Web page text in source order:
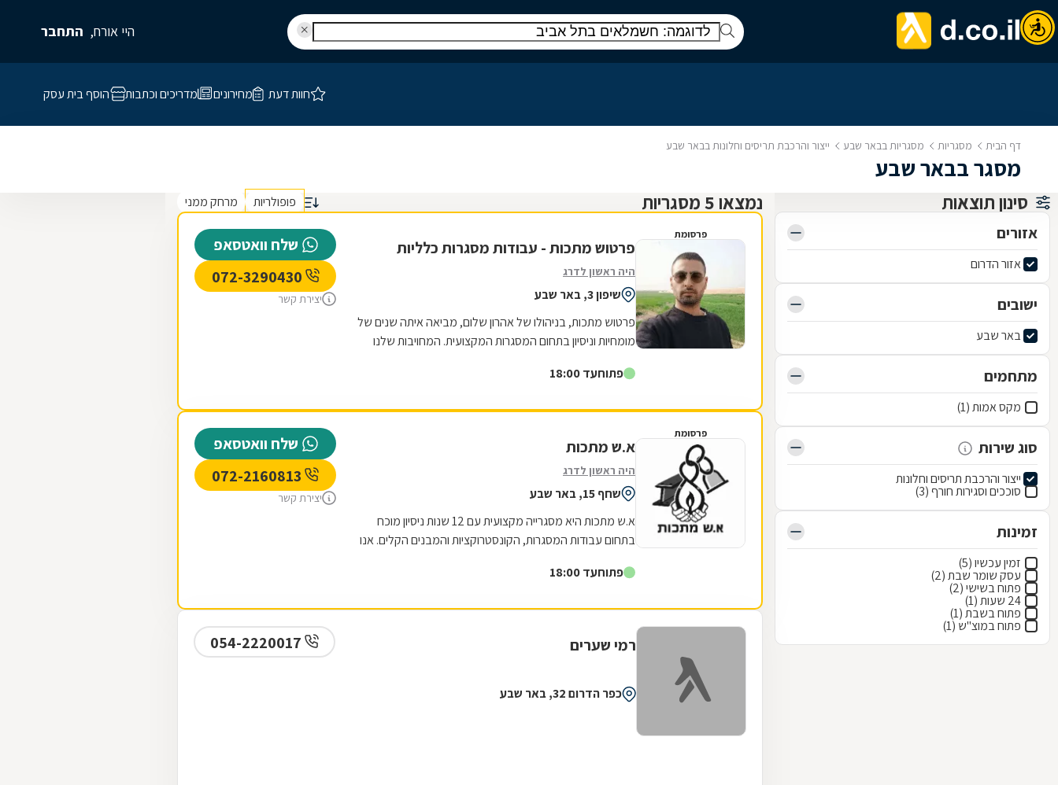
היי אורח, התחבר
חוות דעת מחירונים מדריכים וכתבות הוסף בית עסק
דף הבית מסגריות מסגריות בבאר שבע ייצור והרכבת תריסים וחלונות בבאר שבע
מסגר בבאר שבע
סינון תוצאות
אזורים
אזור הדרום
ישובים
באר שבע
מתחמים
מקס אמות (1)
סוג שירות
ייצור והרכבת תריסים וחלונות
סוככים וסגירות חורף (3)
זמינות
זמין עכשיו (5)
עסק שומר שבת (2)
פתוח בשישי (2)
24 שעות (1)
פתוח בשבת (1)
פתוח במוצ"ש (1)
נמצאו 5 מסגריות פופולריות מרחק ממני
פרסומת
פרטוש מתכות - עבודות מסגרות כלליות
היה ראשון לדרג
שיפון 3, באר שבע
פרטוש מתכות, בניהולו של אהרון שלום, מביאה איתה שנים של
מומחיות וניסיון בתחום המסגרות המקצועית. המחויבות שלנו
פתוחעד 18:00
שלח וואטסאפ
יצירת קשר
פרסומת
א.ש מתכות
היה ראשון לדרג
שחף 15, באר שבע
א.ש מתכות היא מסגרייה מקצועית עם 12 שנות ניסיון מוכח
בתחום עבודות המסגרות, הקונסטרוקציות והמבנים הקלים. אנו
פתוחעד 18:00
שלח וואטסאפ
יצירת קשר
רמי שערים
כפר הדרום 32, באר שבע